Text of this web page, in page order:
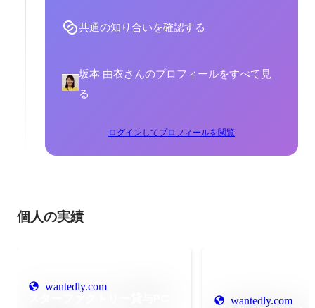
共通の知り合いを確認する
坂本 由衣さんのプロフィールをすべて見
る
ログインしてプロフィールを閲覧
個人の実績
wantedly.com
wantedly.com